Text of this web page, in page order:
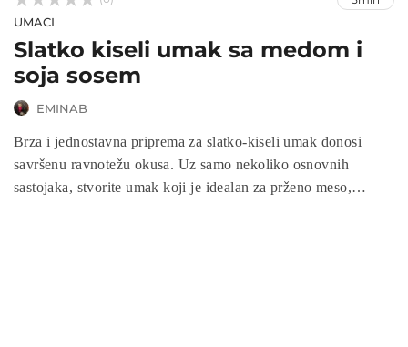
UMACI
Slatko kiseli umak sa medom i
soja sosem
EMINAB
Brza i jednostavna priprema za slatko-kiseli umak donosi
savršenu ravnotežu okusa. Uz samo nekoliko osnovnih
sastojaka, stvorite umak koji je idealan za prženo meso,